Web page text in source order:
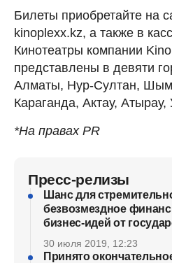
Билеты приобретайте на
kinoplexx.kz, а также в
Кинотеатры компании
представлены в девяти
Алматы, Нур-Султан,
Караганда, Актау,
*На правах PR
Пресс-релизы
Шанс для
безвозмездное
бизнес-идей от
30 июля 2019, 12:23
Принято